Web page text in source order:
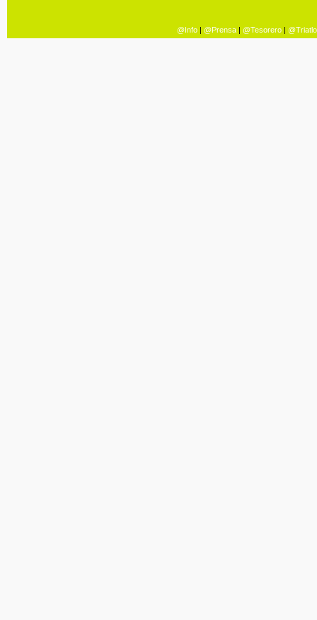
@Info | @Prensa | @Tesorero |